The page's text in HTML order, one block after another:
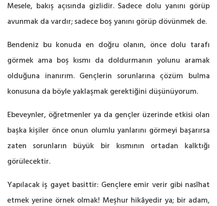
Mesele, bakış açısında gizlidir. Sadece dolu yanını görüp
avunmak da vardır; sadece boş yanını görüp dövünmek de.
Bendeniz bu konuda en doğru olanın, önce dolu tarafı
görmek ama boş kısmı da doldurmanın yolunu aramak
olduğuna inanırım. Gençlerin sorunlarına çözüm bulma
konusuna da böyle yaklaşmak gerektiğini düşünüyorum.
Ebeveynler, öğretmenler ya da gençler üzerinde etkisi olan
başka kişiler önce onun olumlu yanlarını görmeyi başarırsa
zaten sorunların büyük bir kısmının ortadan kalktığı
görülecektir.
Yapılacak iş gayet basittir: Gençlere emir verir gibi nasîhat
etmek yerine örnek olmak! Meşhur hikâyedir ya; bir adam,